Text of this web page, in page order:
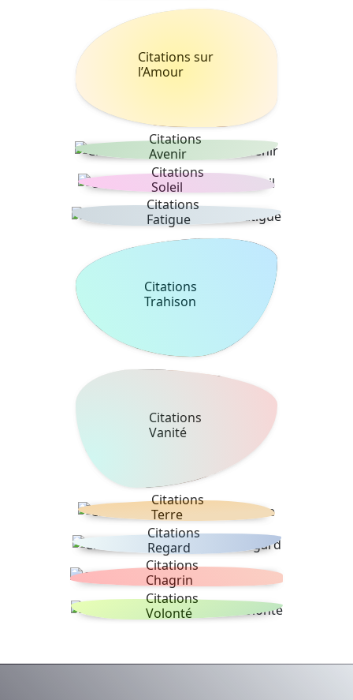
Citations sur
l’Amour
Citations
Avenir
Citations
Soleil
Citations
Fatigue
Citations
Trahison
Citations
Vanité
Citations
Terre
Citations
Regard
Citations
Chagrin
Citations
Volonté